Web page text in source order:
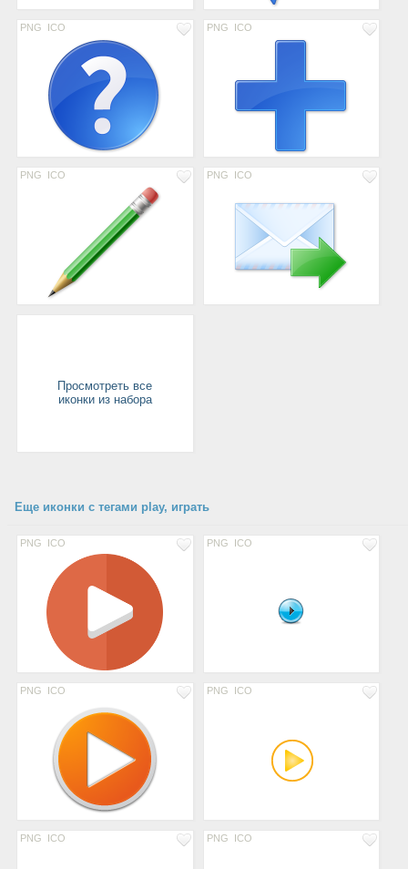
PNG ICO PNG ICO
PNG ICO PNG ICO
Просмотреть все
иконки из набора
Еще иконки с тегами play, играть
PNG ICO PNG ICO
PNG ICO PNG ICO
PNG ICO PNG ICO